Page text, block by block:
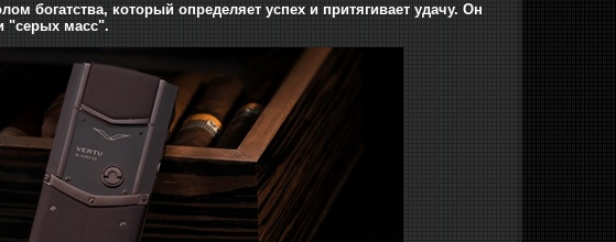
богатства, который определяет успех и притягивает удачу. Он
"серых масс".